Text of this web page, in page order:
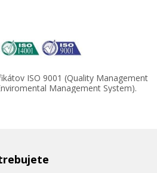
€
ISO 9001 (Quality Management
Management System).